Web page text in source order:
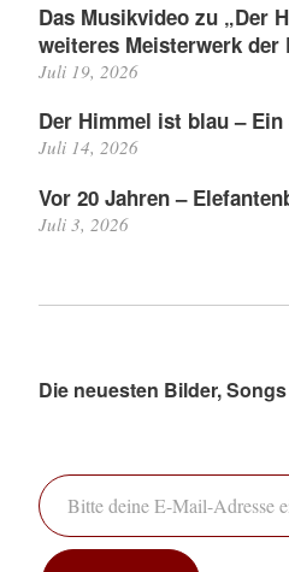
Das Musikvideo zu „Der
weiteres Meisterwerk der
Juli 19, 2026
Der Himmel ist blau –
Juli 14, 2026
Vor 20 Jahren –
Juli 3, 2026
Die neuesten Bilder,
Bitte deine E-Mail-Adresse ein ...